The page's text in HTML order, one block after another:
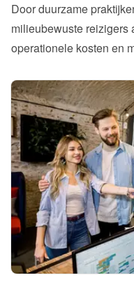
Door duurzame
milieubewuste reizigers
operationele kosten en